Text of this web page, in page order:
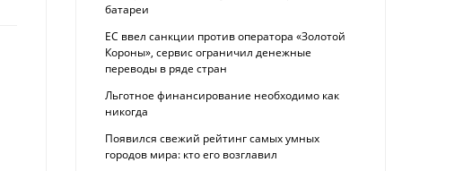
батареи
ЕС ввел санкции против оператора «Золотой
Короны», сервис ограничил денежные
переводы в ряде стран
Льготное финансирование необходимо как
никогда
Появился свежий рейтинг самых умных
городов мира: кто его возглавил